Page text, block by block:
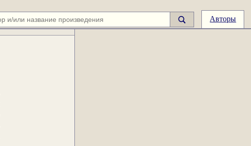
Авторы